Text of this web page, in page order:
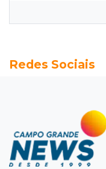
Semana vai
Flagrante
Motorista
retrovisor e foge
Redes Sociais